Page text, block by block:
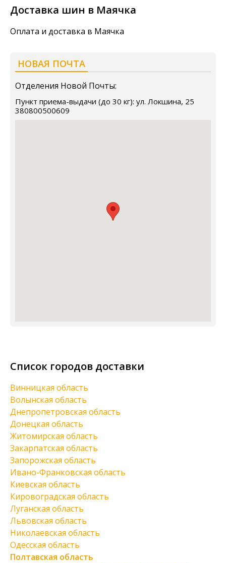
Доставка шин в Маячка
Оплата и доставка в Маячка
НОВАЯ ПОЧТА
Отделения Новой Почты:
Пункт приема-выдачи (до 30 кг): ул. Локшина, 25
380800500609
Список городов доставки
Винницкая область
Волынская область
Днепропетровская область
Донецкая область
Житомирская область
Закарпатская область
Запорожская область
Ивано-Франковская область
Киевская область
Кировоградская область
Луганская область
Львовская область
Николаевская область
Одесская область
Полтавская область